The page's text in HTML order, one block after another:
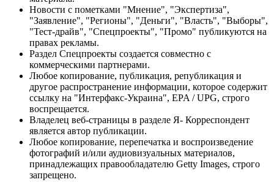
Новости с пометками "Мнение", "Экспертиза",
"Заявление", "Регионы", "Деньги", "Власть", "Выборы",
"Тест-драйв", "Спецпроекты", "Промо" публикуются на
правах рекламы.
Раздел Спецпроекты создается совместно с
коммерческими партнерами.
Любое копирование, публикация, републикация и
другое распространение информации, которое содержит
ссылку на "Интерфакс-Украина", EPA / UPG, строго
воспрещается.
Владелец веб-страницы в разделе Я- Корреспондент
является автор публикации.
Любое копирование, перепечатка и воспроизведение
фотографий и/или аудиовизуальных материалов,
принадлежащих правообладателю Getty Images, строго
запрещено.